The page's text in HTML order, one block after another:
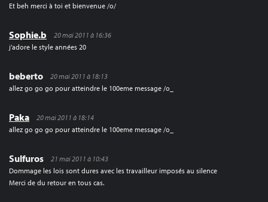
Et beh merci à toi et bienvenue /o/
Sophie.b
20 mai 2011 à 16:36
j’adore le style années 20
beberto
20 mai 2011 à 18:13
allez go go go pour atteindre le 100eme message /o_
Paka
20 mai 2011 à 18:14
allez go go go pour atteindre le 100eme message /o_
Sulfuros
21 mai 2011 à 10:43
Dommage les lois sont dures avec les travailleur imposés au silence
Merci de du retour en tous cas.